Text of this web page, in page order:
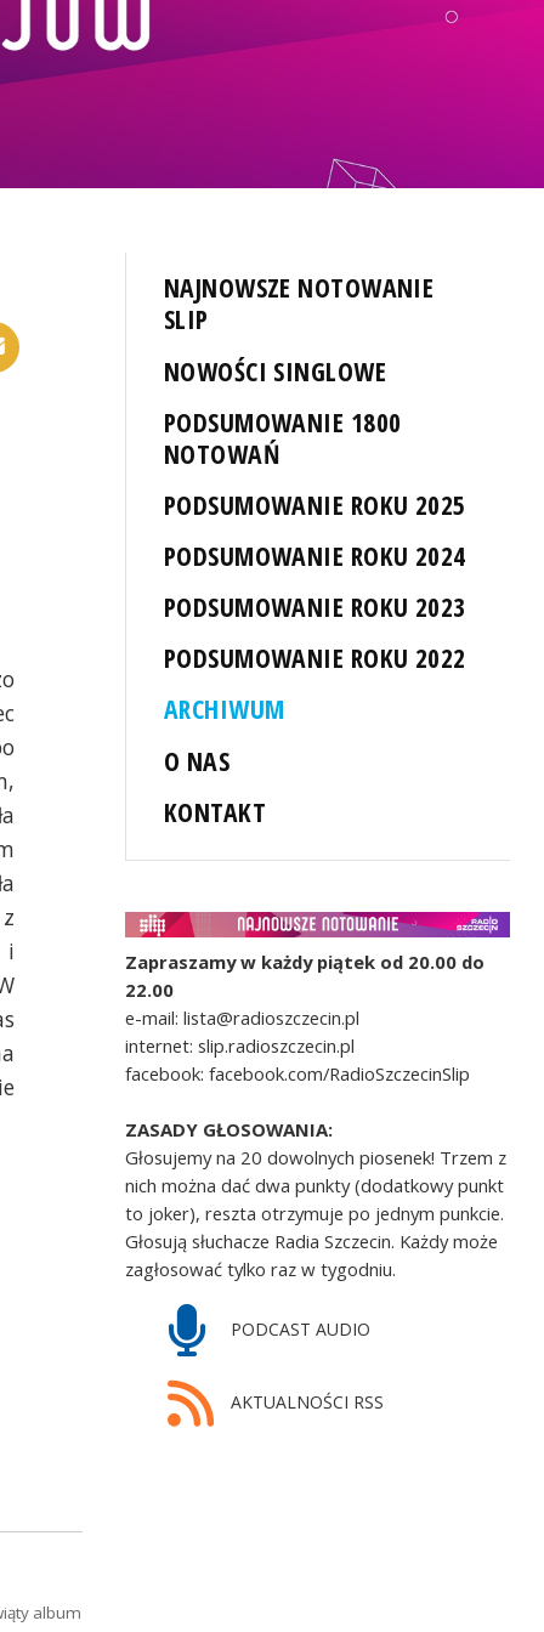
i
NAJNOWSZE NOTOWANIE
SLIP
NOWOŚCI SINGLOWE
PODSUMOWANIE 1800
NOTOWAŃ
PODSUMOWANIE ROKU 2025
PODSUMOWANIE ROKU 2024
PODSUMOWANIE ROKU 2023
PODSUMOWANIE ROKU 2022
ARCHIWUM
O NAS
KONTAKT
Zapraszamy w każdy piątek od 20.00 do
22.00
e-mail: lista@radioszczecin.pl
internet: slip.radioszczecin.pl
facebook: facebook.com/RadioSzczecinSlip
ZASADY GŁOSOWANIA:
Głosujemy na 20 dowolnych piosenek! Trzem z
nich można dać dwa punkty (dodatkowy punkt
to joker), reszta otrzymuje po jednym punkcie.
Głosują słuchacze Radia Szczecin. Każdy może
zagłosować tylko raz w tygodniu.
PODCAST AUDIO
AKTUALNOŚCI RSS
album